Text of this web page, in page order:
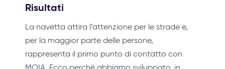
Risultati
La navetta attira l’attenzione per le strade e,
per la maggior parte delle persone,
rappresenta il primo punto di contatto con